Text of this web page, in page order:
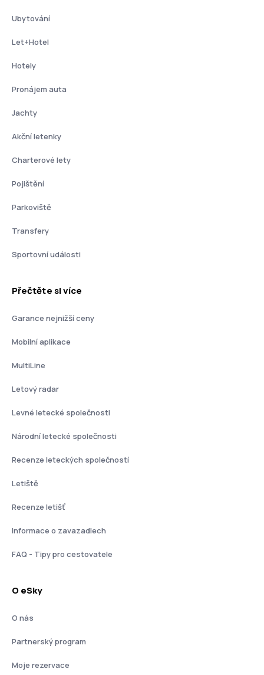
Ubytování
Let+Hotel
Hotely
Pronájem auta
Jachty
Akční letenky
Charterové lety
Pojištění
Parkoviště
Transfery
Sportovní události
Přečtěte si více
Garance nejnižší ceny
Mobilní aplikace
MultiLine
Letový radar
Levné letecké společnosti
Národní letecké společnosti
Recenze leteckých společností
Letiště
Recenze letišť
Informace o zavazadlech
FAQ - Tipy pro cestovatele
O eSky
O nás
Partnerský program
Moje rezervace